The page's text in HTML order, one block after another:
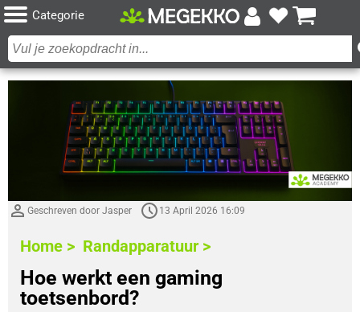
Categorie
Geschreven door Jasper 13 April 2026 16:09
Home > Randapparatuur >
Hoe werkt een gaming
toetsenbord?